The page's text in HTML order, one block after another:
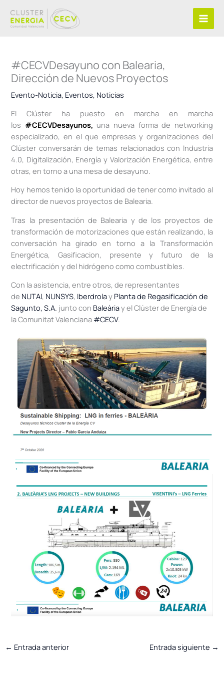
contenido
#CECVDesayuno con Balearia,
Dirección de Nuevos Proyectos
Evento-Noticia, Eventos, Noticias
El Clúster ha puesto en marcha en marcha
los #CECVDesayunos, una nueva forma de networking
especializado, en el que empresas y organizaciones del
Clúster conversarán de temas relacionados con Industria
4.0, Digitalización, Energía y Valorización Energética, entre
otras, en torno a una mesa de desayuno.
Hoy hemos tenido la oportunidad de tener como invitado al
director de nuevos proyectos de Balearia.
Tras la presentación de Balearia y de los proyectos de
transformación de motorizaciones que están realizando, la
conversación ha girado en torno a la Transformación
Energética, Gasificacion, presente y futuro de la
electrificación y del hidrógeno como combustibles.
Con la asistencia, entre otros, de representantes
de NUTAI, NUNSYS, Iberdrolay Planta de Regasificación de
Sagunto, S.A. junto con Baleàriay el Clúster de Energía de
la Comunitat Valenciana #CECV.
← Entrada anterior Entrada siguiente →